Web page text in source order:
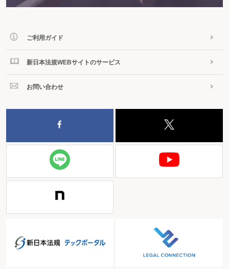
ご利用ガイド
新日本法規WEBサイトのサービス
お問い合わせ